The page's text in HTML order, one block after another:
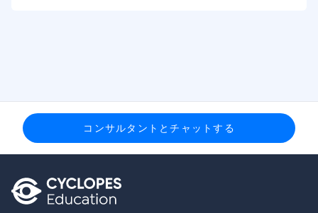
コンサルタントとチャットする